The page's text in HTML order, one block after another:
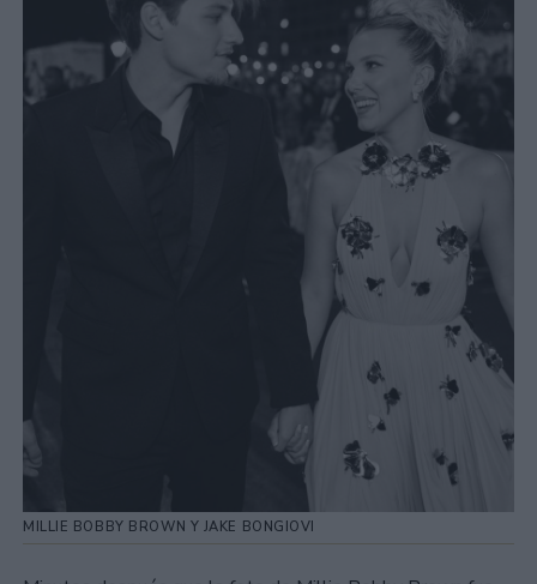
MILLIE BOBBY BROWN Y JAKE BONGIOVI